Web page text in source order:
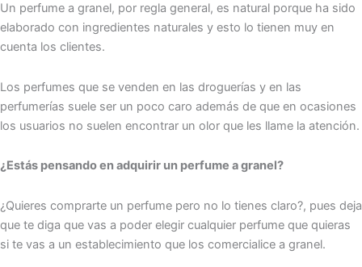
Un perfume a granel, por regla general, es natural porque ha sido
elaborado con ingredientes naturales y esto lo tienen muy en
cuenta los clientes.
Los perfumes que se venden en las droguerías y en las
perfumerías suele ser un poco caro además de que en ocasiones
los usuarios no suelen encontrar un olor que les llame la atención.
¿Estás pensando en adquirir un perfume a granel?
¿Quieres comprarte un perfume pero no lo tienes claro?, pues deja
que te diga que vas a poder elegir cualquier perfume que quieras
si te vas a un establecimiento que los comercialice a granel.